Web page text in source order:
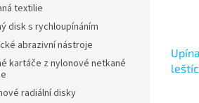
textilie
disk s rychloupínáním
abrazivní nástroje
kartáče z nylonové netkané
radiální disky